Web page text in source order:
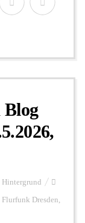
Hintergrund
Flurfunk Dresden,